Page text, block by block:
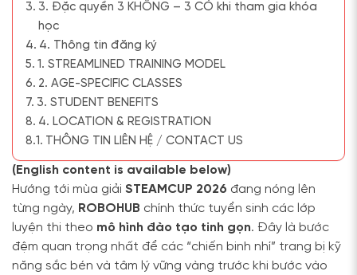
3. Đặc quyền 3 KHÔNG – 3 CÓ khi tham gia khóa
học
4. Thông tin đăng ký
1. STREAMLINED TRAINING MODEL
2. AGE-SPECIFIC CLASSES
3. STUDENT BENEFITS
4. LOCATION & REGISTRATION
THÔNG TIN LIÊN HỆ / CONTACT US
(English content is available below)
Hướng tới mùa giải STEAMCUP 2026 đang nóng lên
từng ngày, ROBOHUB chính thức tuyển sinh các lớp
luyện thi theo mô hình đào tạo tinh gọn. Đây là bước
đệm quan trọng nhất để các “chiến binh nhí” trang bị kỹ
năng sắc bén và tâm lý vững vàng trước khi bước vào